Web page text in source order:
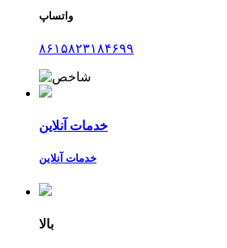
واتساپ
۸۶۱۵۸۲۳۱۸۴۶۹۹
خدمات آنلاین
خدمات آنلاین
بالا